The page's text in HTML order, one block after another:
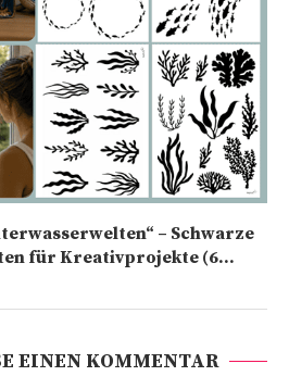
– Schwarze
für Kreativprojekte (6...
EINEN KOMMENTAR